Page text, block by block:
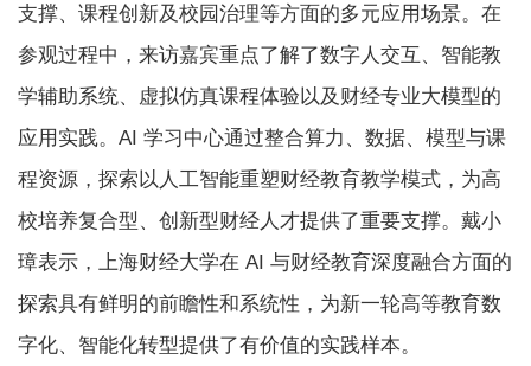
支撑、课程创新及校园治理等方面的多元应用场景。在
参观过程中，来访嘉宾重点了解了数字人交互、智能教
学辅助系统、虚拟仿真课程体验以及财经专业大模型的
应用实践。AI 学习中心通过整合算力、数据、模型与课
程资源，探索以人工智能重塑财经教育教学模式，为高
校培养复合型、创新型财经人才提供了重要支撑。戴小
璋表示，上海财经大学在 AI 与财经教育深度融合方面的
探索具有鲜明的前瞻性和系统性，为新一轮高等教育数
字化、智能化转型提供了有价值的实践样本。